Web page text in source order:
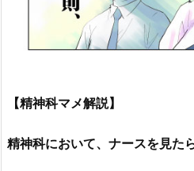
【精神科マメ解説】
精神科において、ナースを見た